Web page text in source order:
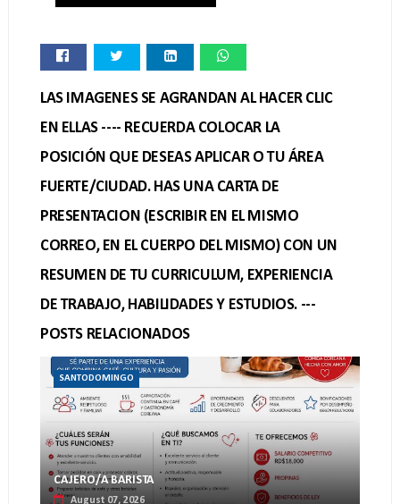
LAS IMAGENES SE AGRANDAN AL HACER CLIC
EN ELLAS ---- RECUERDA COLOCAR LA
POSICIÓN QUE DESEAS APLICAR O TU ÁREA
FUERTE/CIUDAD. HAS UNA CARTA DE
PRESENTACION (ESCRIBIR EN EL MISMO
CORREO, EN EL CUERPO DEL MISMO) CON UN
RESUMEN DE TU CURRICULUM, EXPERIENCIA
DE TRABAJO, HABILIDADES Y ESTUDIOS. ---
POSTS RELACIONADOS
SANTODOMINGO
CAJERO/A BARISTA
August 07, 2026